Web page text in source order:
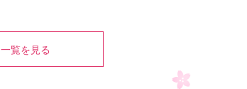
一覧を見る